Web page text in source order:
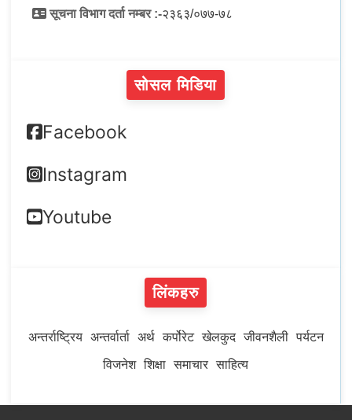
सूचना विभाग दर्ता नम्बर :-२३६३/०७७-७८
सोसल मिडिया
Facebook
Instagram
Youtube
लिंकहरु
अन्तर्राष्ट्रिय अन्तर्वार्ता अर्थ कर्पोरेट खेलकुद जीवनशैली पर्यटन
विजनेश शिक्षा समाचार साहित्य